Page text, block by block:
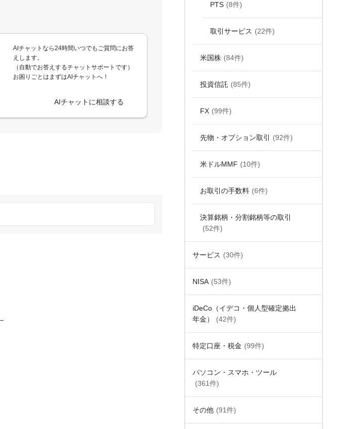
PTS (8件)
取引サービス (22件)
米国株 (84件)
投資信託 (85件)
FX (99件)
先物・オプション取引 (92件)
米ドルMMF (10件)
お取引の手数料 (6件)
決算銘柄・分割銘柄等の取引
(52件)
サービス (30件)
NISA (53件)
iDeCo（イデコ・個人型確定拠出
年金）
(42件)
特定口座・税金 (99件)
パソコン・スマホ・ツール
(361件)
その他 (91件)
AIチャットなら24時間いつでもご質問にお答
えします。
（自動でお答えするチャットサポートです）
お困りごとはまずはAIチャットへ！
AIチャットに相談する